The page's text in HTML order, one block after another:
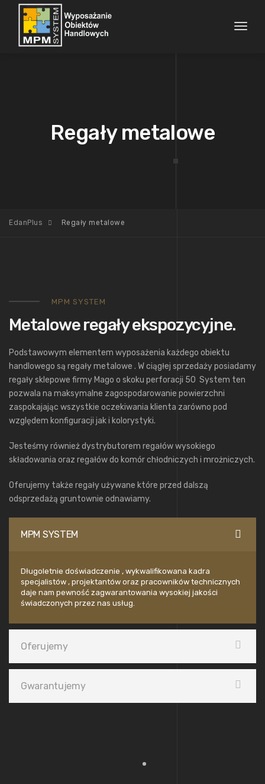
Toggle
Regały metalowe
EdanPlus Regały metalowe
MPM SYSTEM
Metalowe regały ekspozycyjne.
Podstawowym elementem wyposażenia każdego obiektu
handlowego są regały metalowe . W ciągłej sprzedaży posiadamy
regały sklepowe firmy Mago o skoku perforacji 50 System ten
pozwala na maksymalne zagospodarowanie powierzchni
zaspokajając wszystkie oczekiwania klienta zarówno pod
względem konfiguracji jak i kolorystyki.
Jesteśmy również dystrybutorem regałów wysokiego
składowania oraz regałów do komór chłodniczych i mrożniczych.
Oferujemy także regały używane które przed dalszą
odsprzedażą gruntownie odnawiamy.
MPM SYSTEM
Długoletnie doświadczenie , wykwalifikowana kadra
specjalistów , projektantów oraz pracowników technicznych
daje nam pewność zagwarantowania wysokiej jakości
świadczonych przez nas usług.
Oferujemy
Gwarantujemy